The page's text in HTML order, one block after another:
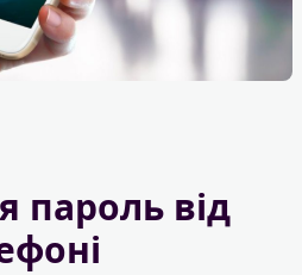
пароль від